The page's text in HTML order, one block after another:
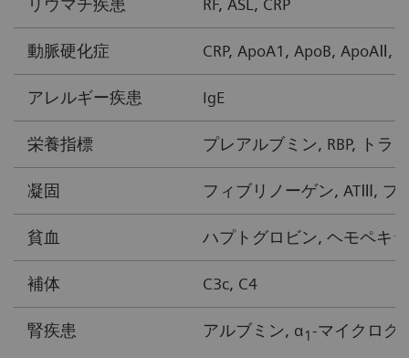
リウマチ疾患 RF, ASL, CRP
動脈硬化症 CRP, ApoA1, ApoB, ApoAⅡ,
アレルギー疾患 IgE
栄養指標 プレアルブミン, RBP, トラ
凝固 フィブリノーゲン, ATⅢ, プ
貧血 ハプトグロビン, ヘモペキ
補体 C3c, C4
腎疾患 アルブミン, α1-マイクログ